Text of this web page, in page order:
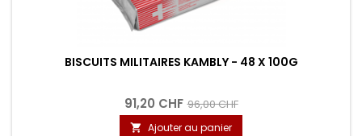
BISCUITS MILITAIRES KAMBLY - 48 X 100G
91,20 CHF 96,00 CHF
 Ajouter au panier